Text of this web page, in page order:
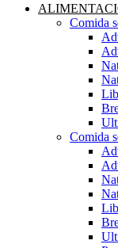
Comida
Comida